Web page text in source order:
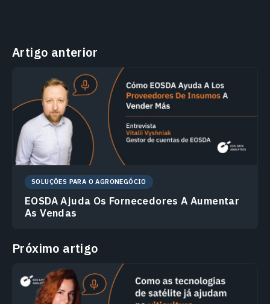
Artigo anterior
SOLUÇÕES PARA O AGRONEGÓCIO
EOSDA Ajuda Os Fornecedores A Aumentar
As Vendas
Próximo artigo